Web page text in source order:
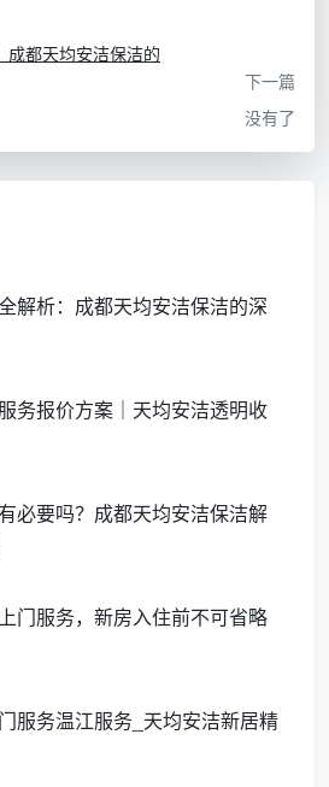
向：抽屉滑轨内的木屑、灯槽里
微粒、开关面板上的指印，以及
定制了
不同颜色的超细纤维布对应卧
间等区域，杜绝交叉污染。针对
加入布艺沙发、床垫的深层除螨
往让业主感到超出预期。
束、软装未
家具家电配齐、入
留物：水
、漆点、
生活级细节：浮
柔软分区毛巾、伸
成都天均安洁保洁的
下一篇
没有了
解析：成都天均安洁保洁的深
务报价方案｜天均安洁透明收
必要吗？成都天均安洁保洁解
门服务，新房入住前不可省略
服务温江服务_天均安洁新居精